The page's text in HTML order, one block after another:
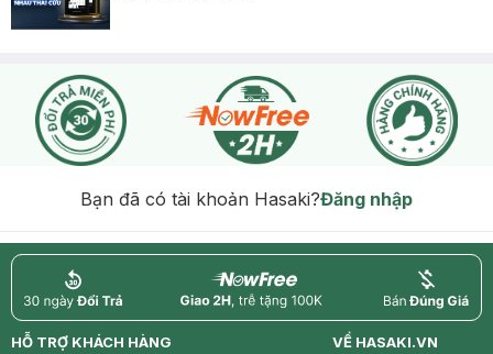
Bạn đã có tài khoản Hasaki?Đăng nhập
return nowfree price
HỖ TRỢ KHÁCH HÀNG
VỀ HASAKI.VN